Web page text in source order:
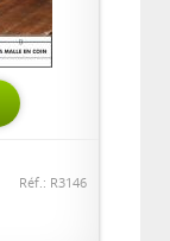
Réf.: R3146